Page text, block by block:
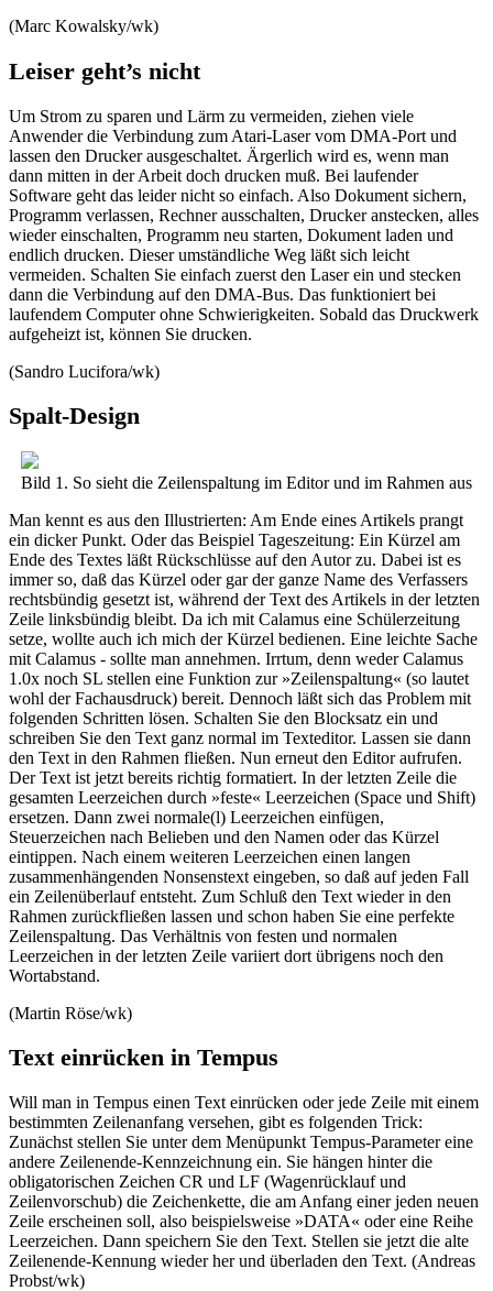
(Marc Kowalsky/wk)
Leiser geht’s nicht
Um Strom zu sparen und Lärm zu vermeiden, ziehen viele
Anwender die Verbindung zum Atari-Laser vom DMA-Port und
lassen den Drucker ausgeschaltet. Ärgerlich wird es, wenn man
dann mitten in der Arbeit doch drucken muß. Bei laufender
Software geht das leider nicht so einfach. Also Dokument sichern,
Programm verlassen, Rechner ausschalten, Drucker anstecken, alles
wieder einschalten, Programm neu starten, Dokument laden und
endlich drucken. Dieser umständliche Weg läßt sich leicht
vermeiden. Schalten Sie einfach zuerst den Laser ein und stecken
dann die Verbindung auf den DMA-Bus. Das funktioniert bei
laufendem Computer ohne Schwierigkeiten. Sobald das Druckwerk
aufgeheizt ist, können Sie drucken.
(Sandro Lucifora/wk)
Spalt-Design
Bild 1. So sieht die Zeilenspaltung im Editor und im Rahmen aus
Man kennt es aus den Illustrierten: Am Ende eines Artikels prangt
ein dicker Punkt. Oder das Beispiel Tageszeitung: Ein Kürzel am
Ende des Textes läßt Rückschlüsse auf den Autor zu. Dabei ist es
immer so, daß das Kürzel oder gar der ganze Name des Verfassers
rechtsbündig gesetzt ist, während der Text des Artikels in der letzten
Zeile linksbündig bleibt. Da ich mit Calamus eine Schülerzeitung
setze, wollte auch ich mich der Kürzel bedienen. Eine leichte Sache
mit Calamus - sollte man annehmen. Irrtum, denn weder Calamus
1.0x noch SL stellen eine Funktion zur »Zeilenspaltung« (so lautet
wohl der Fachausdruck) bereit. Dennoch läßt sich das Problem mit
folgenden Schritten lösen. Schalten Sie den Blocksatz ein und
schreiben Sie den Text ganz normal im Texteditor. Lassen sie dann
den Text in den Rahmen fließen. Nun erneut den Editor aufrufen.
Der Text ist jetzt bereits richtig formatiert. In der letzten Zeile die
gesamten Leerzeichen durch »feste« Leerzeichen (Space und Shift)
ersetzen. Dann zwei normale(l) Leerzeichen einfügen,
Steuerzeichen nach Belieben und den Namen oder das Kürzel
eintippen. Nach einem weiteren Leerzeichen einen langen
zusammenhängenden Nonsenstext eingeben, so daß auf jeden Fall
ein Zeilenüberlauf entsteht. Zum Schluß den Text wieder in den
Rahmen zurückfließen lassen und schon haben Sie eine perfekte
Zeilenspaltung. Das Verhältnis von festen und normalen
Leerzeichen in der letzten Zeile variiert dort übrigens noch den
Wortabstand.
(Martin Röse/wk)
Text einrücken in Tempus
Will man in Tempus einen Text einrücken oder jede Zeile mit einem
bestimmten Zeilenanfang versehen, gibt es folgenden Trick:
Zunächst stellen Sie unter dem Menüpunkt Tempus-Parameter eine
andere Zeilenende-Kennzeichnung ein. Sie hängen hinter die
obligatorischen Zeichen CR und LF (Wagenrücklauf und
Zeilenvorschub) die Zeichenkette, die am Anfang einer jeden neuen
Zeile erscheinen soll, also beispielsweise »DATA« oder eine Reihe
Leerzeichen. Dann speichern Sie den Text. Stellen sie jetzt die alte
Zeilenende-Kennung wieder her und überladen den Text. (Andreas
Probst/wk)